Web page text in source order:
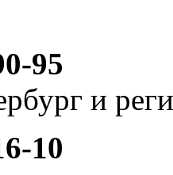
95
и
10